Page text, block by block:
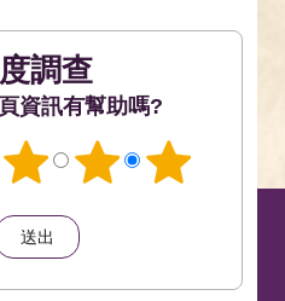
資訊有幫助嗎?